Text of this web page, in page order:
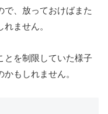
で、放っておけばまた
ません。
とを制限していた様子
もしれません。